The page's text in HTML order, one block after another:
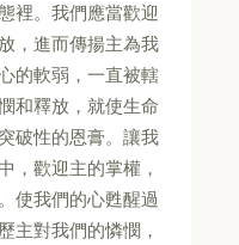
裡。我們應當歡迎
，進而傳揚主為我
的軟弱，一直被轄
和釋放，就使生命
破性的恩膏。讓我
，歡迎主的掌權，
使我們的心甦醒過
主對我們的憐憫，